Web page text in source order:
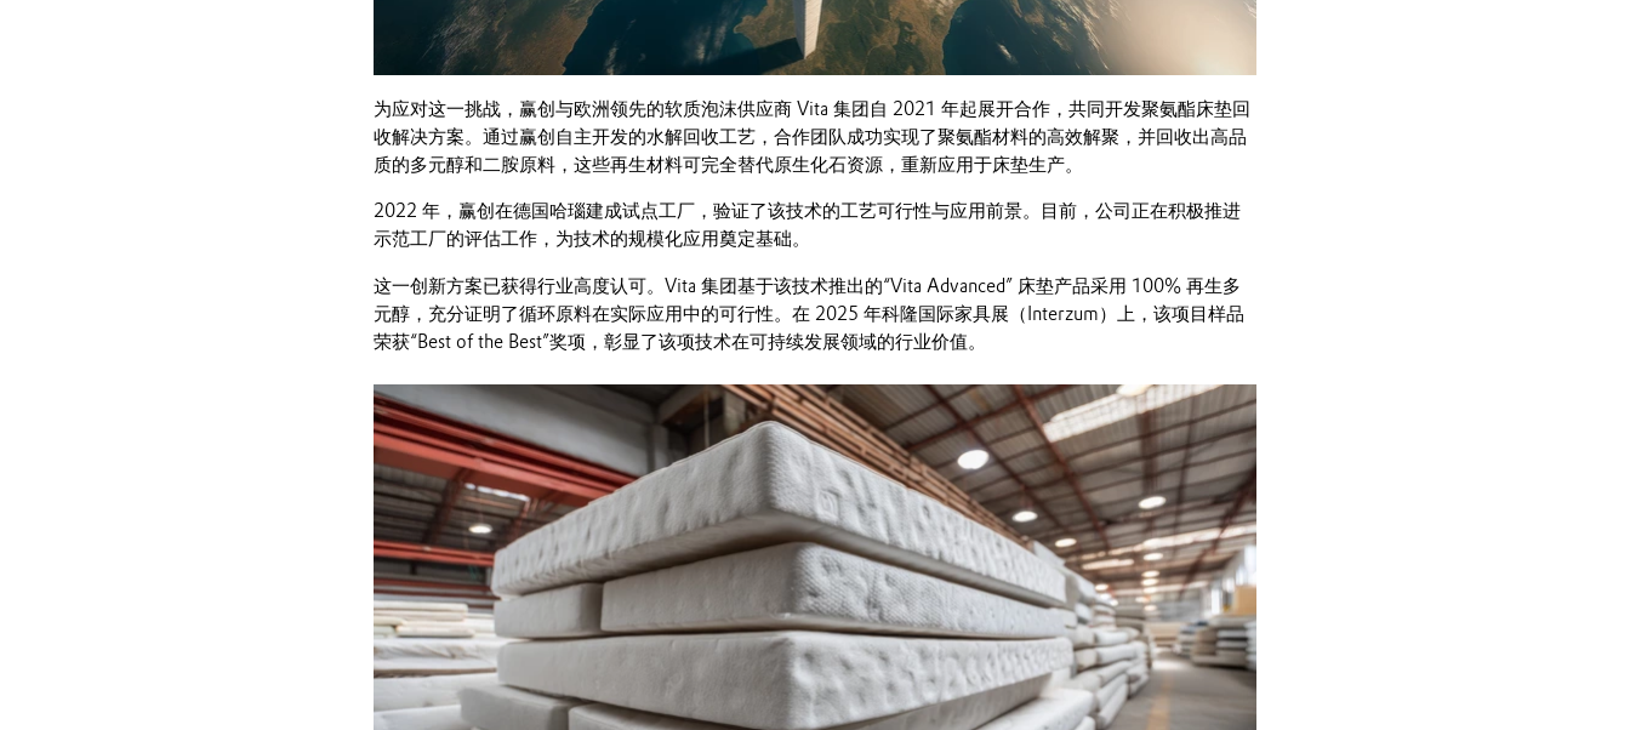
为应对这一挑战，赢创与欧洲领先的软质泡沫供应商 Vita 集团自 2021 年起展开合作，共同开发聚氨酯床垫回
收解决方案。通过赢创自主开发的水解回收工艺，合作团队成功实现了聚氨酯材料的高效解聚，并回收出高品
质的多元醇和二胺原料，这些再生材料可完全替代原生化石资源，重新应用于床垫生产。
2022 年，赢创在德国哈瑙建成试点工厂，验证了该技术的工艺可行性与应用前景。目前，公司正在积极推进
示范工厂的评估工作，为技术的规模化应用奠定基础。
这一创新方案已获得行业高度认可。Vita 集团基于该技术推出的“Vita Advanced” 床垫产品采用 100% 再生多
元醇，充分证明了循环原料在实际应用中的可行性。在 2025 年科隆国际家具展（Interzum）上，该项目样品
荣获“Best of the Best”奖项，彰显了该项技术在可持续发展领域的行业价值。